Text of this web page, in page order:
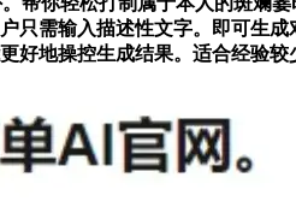
只需输入描述性文字。即可生
好地操控生成结果。适合经验较